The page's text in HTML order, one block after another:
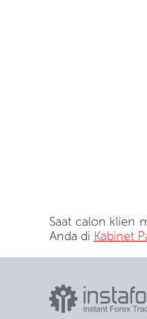
Saat calon klien
Anda di Kabinet